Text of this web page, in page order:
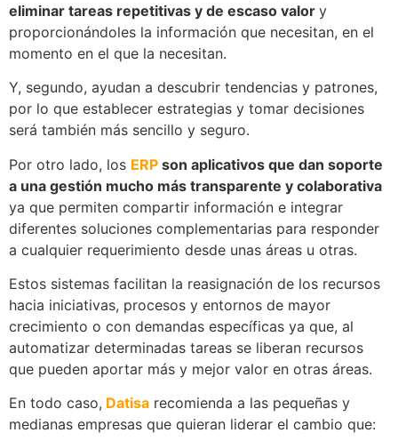
eliminar tareas repetitivas y de escaso valor y
proporcionándoles la información que necesitan, en el
momento en el que la necesitan.
Y, segundo, ayudan a descubrir tendencias y patrones,
por lo que establecer estrategias y tomar decisiones
será también más sencillo y seguro.
Por otro lado, los ERP son aplicativos que dan soporte
a una gestión mucho más transparente y colaborativa
ya que permiten compartir información e integrar
diferentes soluciones complementarias para responder
a cualquier requerimiento desde unas áreas u otras.
Estos sistemas facilitan la reasignación de los recursos
hacia iniciativas, procesos y entornos de mayor
crecimiento o con demandas específicas ya que, al
automatizar determinadas tareas se liberan recursos
que pueden aportar más y mejor valor en otras áreas.
En todo caso, Datisa recomienda a las pequeñas y
medianas empresas que quieran liderar el cambio que: